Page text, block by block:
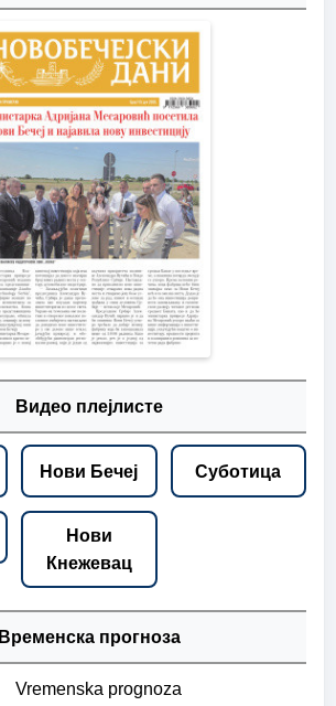
Видео плејлисте
Нови Бечеј Суботица
Нови
Кнежевац
Временска прогноза